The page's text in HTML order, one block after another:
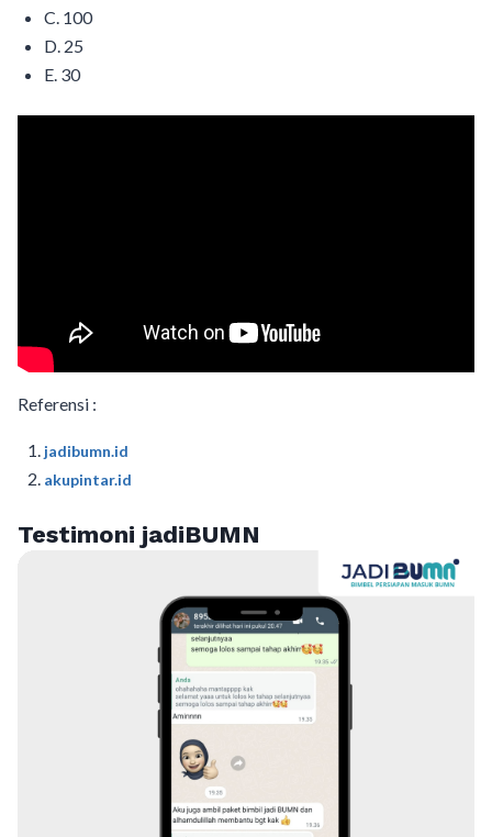
C. 100
D. 25
E. 30
Referensi :
jadibumn.id
akupintar.id
Testimoni jadiBUMN